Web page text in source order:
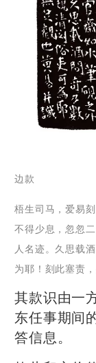
边款
梧生司马，爱易
不得少息，忽忽
人名迹。久思载
为耶！刻此塞责
其款识由一
东任事期间
答信息。